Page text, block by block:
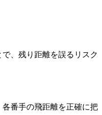
、残り距離を誤るリスク
番手の飛距離を正確に把